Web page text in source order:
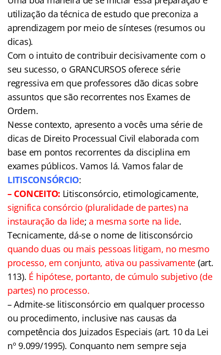
utilização da técnica de estudo que preconiza a
aprendizagem por meio de sínteses (resumos ou
dicas).
Com o intuito de contribuir decisivamente com o
seu sucesso, o GRANCURSOS oferece série
regressiva em que professores dão dicas sobre
assuntos que são recorrentes nos Exames de
Ordem.
Nesse contexto, apresento a vocês uma série de
dicas de Direito Processual Civil elaborada com
base em pontos recorrentes da disciplina em
exames públicos. Vamos lá. Vamos falar de
LITISCONSÓRCIO:
– CONCEITO: Litisconsórcio, etimologicamente,
significa consórcio (pluralidade de partes) na
instauração da lide;a mesma sorte na lide.
Tecnicamente, dá-se o nome de litisconsórcio
quando duas ou mais pessoas litigam, no mesmo
processo, em conjunto, ativa ou passivamente (art.
113). É hipótese, portanto, de cúmulo subjetivo (de
partes) no processo.
– Admite-se litisconsórcio em qualquer processo
ou procedimento, inclusive nas causas da
competência dos Juizados Especiais (art. 10 da Lei
nº 9.099/1995). Conquanto nem sempre seja